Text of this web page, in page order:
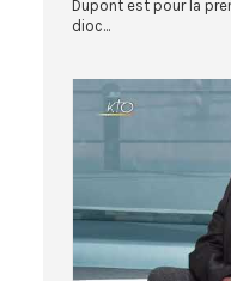
Dupont est pour la
dioc...